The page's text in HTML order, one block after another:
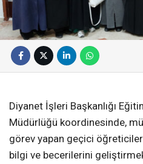
Diyanet İşleri Başkanlığı
Müdürlüğü koordinesinde,
görev yapan geçici
bilgi ve becerilerini